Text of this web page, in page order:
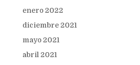
enero 2022
diciembre 2021
mayo 2021
abril 2021